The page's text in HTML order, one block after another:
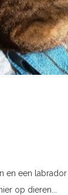
en een
op dieren...